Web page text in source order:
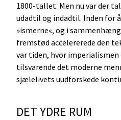
1800-tallet. Men nu var der
udadtil og indadtil. Inden for
»ismerne«, og i
fremstød accelererede den
var tiden, hvor
tilsvarende det moderne
sjælelivets uudforskede
DET YDRE RUM